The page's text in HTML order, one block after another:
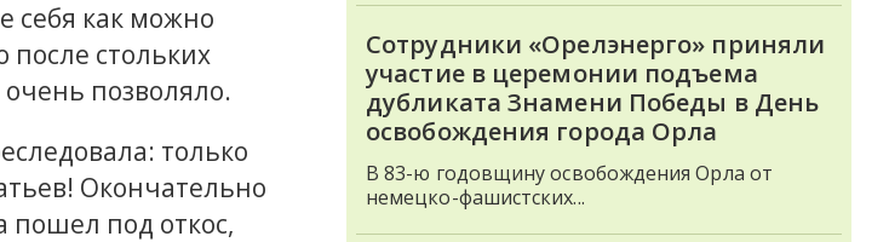
себя как можно
после стольких
позволяло.
только
Окончательно
пошел под откос,
Сотрудники «Орелэнерго» приняли
участие в церемонии подъема
дубликата Знамени Победы в День
освобождения города Орла
В 83-ю годовщину освобождения Орла от
немецко-фашистских...